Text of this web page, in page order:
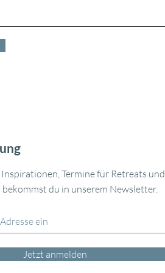
Termine für Retreats und
du in unserem Newsletter.
Jetzt anmelden